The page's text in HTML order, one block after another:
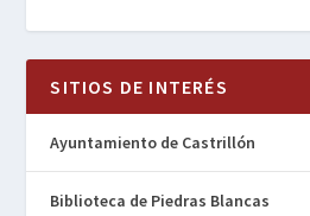
SITIOS DE INTERÉS
Ayuntamiento de Castrillón
Biblioteca de Piedras Blancas